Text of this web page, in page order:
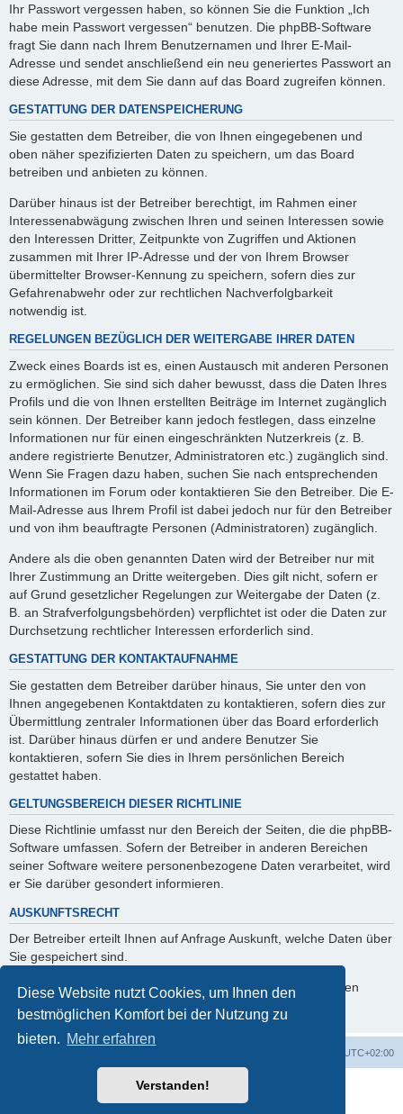
Diese Website nutzt Cookies, um Ihnen den
bestmöglichen Komfort bei der Nutzung zu
bieten. Mehr erfahren
Verstanden!
Ihr Passwort vergessen haben, so können Sie die Funktion „Ich
habe mein Passwort vergessen“ benutzen. Die phpBB-Software
fragt Sie dann nach Ihrem Benutzernamen und Ihrer E-Mail-
Adresse und sendet anschließend ein neu generiertes Passwort an
diese Adresse, mit dem Sie dann auf das Board zugreifen können.
GESTATTUNG DER DATENSPEICHERUNG
Sie gestatten dem Betreiber, die von Ihnen eingegebenen und
oben näher spezifizierten Daten zu speichern, um das Board
betreiben und anbieten zu können.
Darüber hinaus ist der Betreiber berechtigt, im Rahmen einer
Interessenabwägung zwischen Ihren und seinen Interessen sowie
den Interessen Dritter, Zeitpunkte von Zugriffen und Aktionen
zusammen mit Ihrer IP-Adresse und der von Ihrem Browser
übermittelter Browser-Kennung zu speichern, sofern dies zur
Gefahrenabwehr oder zur rechtlichen Nachverfolgbarkeit
notwendig ist.
REGELUNGEN BEZÜGLICH DER WEITERGABE IHRER DATEN
Zweck eines Boards ist es, einen Austausch mit anderen Personen
zu ermöglichen. Sie sind sich daher bewusst, dass die Daten Ihres
Profils und die von Ihnen erstellten Beiträge im Internet zugänglich
sein können. Der Betreiber kann jedoch festlegen, dass einzelne
Informationen nur für einen eingeschränkten Nutzerkreis (z. B.
andere registrierte Benutzer, Administratoren etc.) zugänglich sind.
Wenn Sie Fragen dazu haben, suchen Sie nach entsprechenden
Informationen im Forum oder kontaktieren Sie den Betreiber. Die E-
Mail-Adresse aus Ihrem Profil ist dabei jedoch nur für den Betreiber
und von ihm beauftragte Personen (Administratoren) zugänglich.
Andere als die oben genannten Daten wird der Betreiber nur mit
Ihrer Zustimmung an Dritte weitergeben. Dies gilt nicht, sofern er
auf Grund gesetzlicher Regelungen zur Weitergabe der Daten (z.
B. an Strafverfolgungsbehörden) verpflichtet ist oder die Daten zur
Durchsetzung rechtlicher Interessen erforderlich sind.
GESTATTUNG DER KONTAKTAUFNAHME
Sie gestatten dem Betreiber darüber hinaus, Sie unter den von
Ihnen angegebenen Kontaktdaten zu kontaktieren, sofern dies zur
Übermittlung zentraler Informationen über das Board erforderlich
ist. Darüber hinaus dürfen er und andere Benutzer Sie
kontaktieren, sofern Sie dies in Ihrem persönlichen Bereich
gestattet haben.
GELTUNGSBEREICH DIESER RICHTLINIE
Diese Richtlinie umfasst nur den Bereich der Seiten, die die phpBB-
Software umfassen. Sofern der Betreiber in anderen Bereichen
seiner Software weitere personenbezogene Daten verarbeitet, wird
er Sie darüber gesondert informieren.
AUSKUNFTSRECHT
Der Betreiber erteilt Ihnen auf Anfrage Auskunft, welche Daten über
Sie gespeichert sind.
Sie können jederzeit die Löschung bzw. Sperrung Ihrer Daten
verlangen. Kontaktieren Sie hierzu bitte den Betreiber.
UTC+02:00
Powered byphpBB® Forum Software © phpBB Limited
phpBB.de